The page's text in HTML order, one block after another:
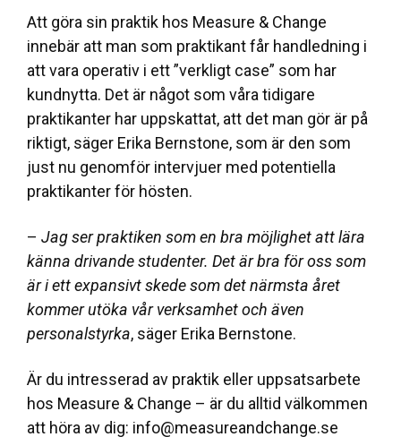
Att göra sin praktik hos Measure & Change
innebär att man som praktikant får handledning i
att vara operativ i ett ”verkligt case” som har
kundnytta. Det är något som våra tidigare
praktikanter har uppskattat, att det man gör är på
riktigt, säger Erika Bernstone, som är den som
just nu genomför intervjuer med potentiella
praktikanter för hösten.
– Jag ser praktiken som en bra möjlighet att lära
känna drivande studenter. Det är bra för oss som
är i ett expansivt skede som det närmsta året
kommer utöka vår verksamhet och även
personalstyrka, säger Erika Bernstone.
Är du intresserad av praktik eller uppsatsarbete
hos Measure & Change – är du alltid välkommen
att höra av dig: info@measureandchange.se